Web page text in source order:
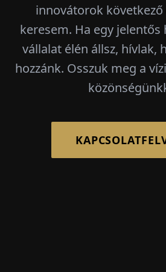
innovátorok
keresem. Ha egy
vállalat élén állsz, hívlak,
hozzánk. Osszuk meg a